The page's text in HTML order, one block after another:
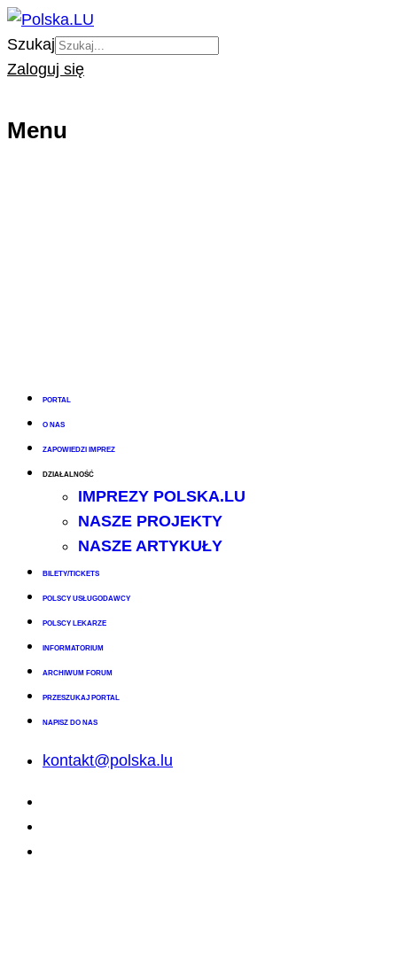
Szukaj
Zaloguj się
Menu
PORTAL
O NAS
ZAPOWIEDZI IMPREZ
DZIAŁALNOŚĆ
IMPREZY POLSKA.LU
NASZE PROJEKTY
NASZE ARTYKUŁY
BILETY/TICKETS
POLSCY USŁUGODAWCY
POLSCY LEKARZE
INFORMATORIUM
ARCHIWUM FORUM
PRZESZUKAJ PORTAL
NAPISZ DO NAS
kontakt@polska.lu